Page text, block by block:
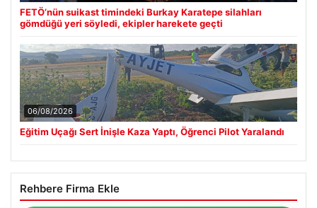
FETÖ’nün suikast timindeki Burkay Karatepe silahları
gömdüğü yeri söyledi, ekipler harekete geçti
06/08/2026
Eğitim Uçağı Sert İnişle Kaza Yaptı, Öğrenci Pilot Yaralandı
Rehbere Firma Ekle